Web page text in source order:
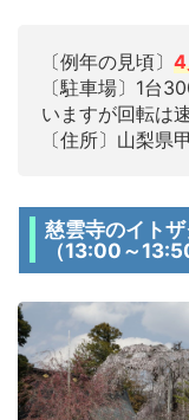
〔例年の見頃〕 4
〔駐車場〕1台
いますが回転は
〔住所〕山梨県
慈雲寺のイト
（13:00～